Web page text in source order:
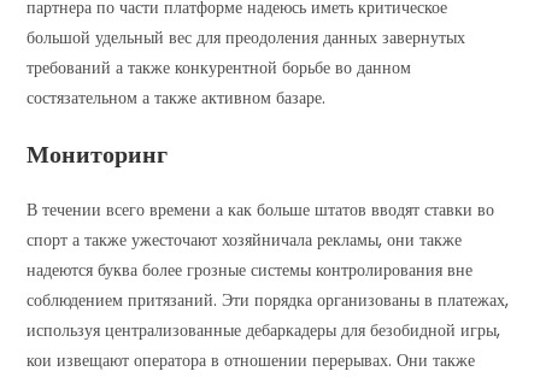
партнера по части платформе надеюсь иметь критическое
большой удельный вес для преодоления данных завернутых
требований а также конкурентной борьбе во данном
состязательном а также активном базаре.
Мониторинг
В течении всего времени а как больше штатов вводят ставки во
спорт а также ужесточают хозяйничала рекламы, они также
надеются буква более грозные системы контролирования вне
соблюдением притязаний. Эти порядка организованы в платежах,
используя централизованные дебаркадеры для безобидной игры,
кои извещают оператора в отношении перерывах. Они также